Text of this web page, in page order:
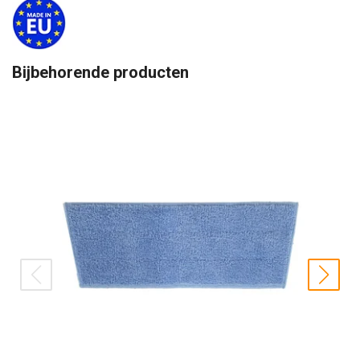
Bijbehorende producten
prev next